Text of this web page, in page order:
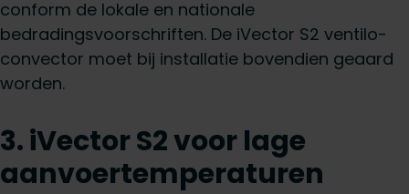
conform de lokale en nationale
bedradingsvoorschriften. De iVector S2 ventilo-
convector moet bij installatie bovendien geaard
worden.
3. iVector S2 voor lage
aanvoertemperaturen